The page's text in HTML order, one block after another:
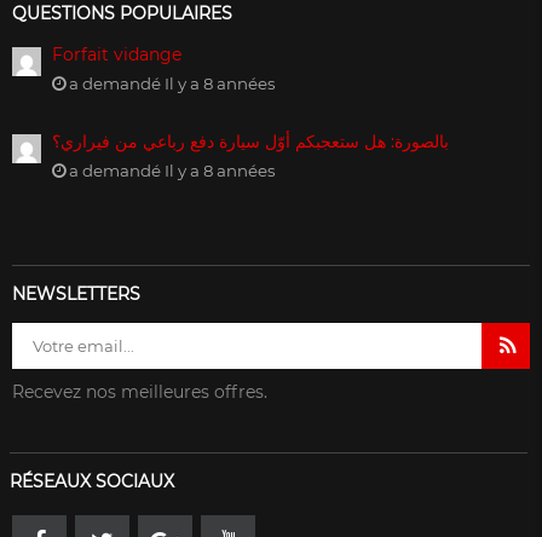
QUESTIONS POPULAIRES
Forfait vidange
a demandé Il y a 8 années
بالصورة: هل ستعجبكم أوّل سيارة دفع رباعي من فيراري؟
a demandé Il y a 8 années
NEWSLETTERS
Recevez nos meilleures offres.
RÉSEAUX SOCIAUX